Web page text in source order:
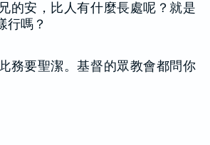
的安，比人有什麼長處呢？就是
行嗎？
務要聖潔。基督的眾教會都問你